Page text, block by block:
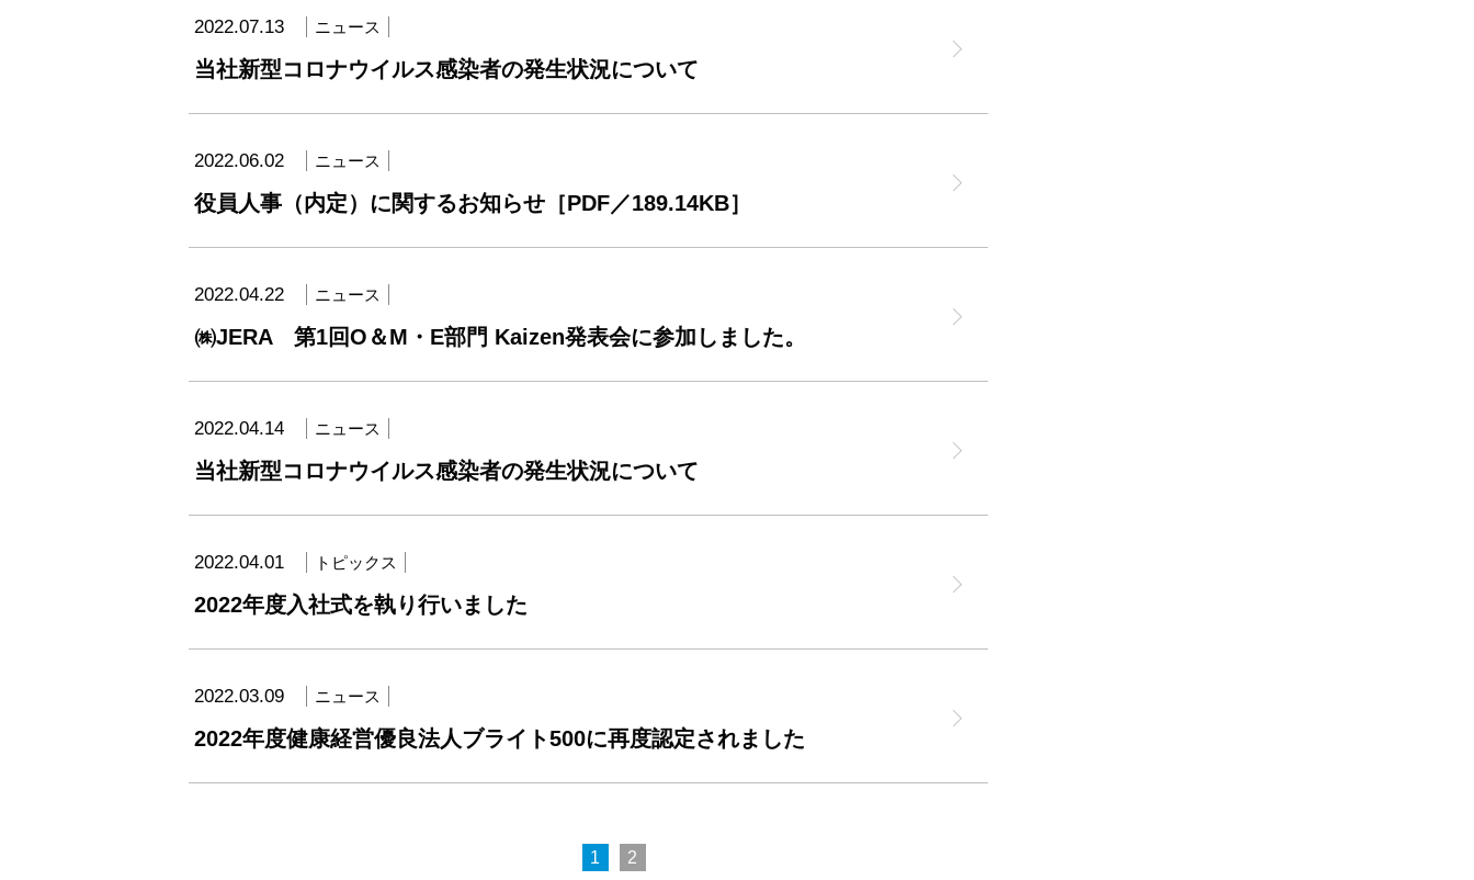
2022.07.13 ニュース
当社新型コロナウイルス感染者の発生状況について
2022.06.02 ニュース
役員人事（内定）に関するお知らせ［PDF／189.14KB］
2022.04.22 ニュース
㈱JERA 第1回O＆M・E部門 Kaizen発表会に参加しました。
2022.04.14 ニュース
当社新型コロナウイルス感染者の発生状況について
2022.04.01 トピックス
2022年度入社式を執り行いました
2022.03.09 ニュース
2022年度健康経営優良法人ブライト500に再度認定されました
1 2